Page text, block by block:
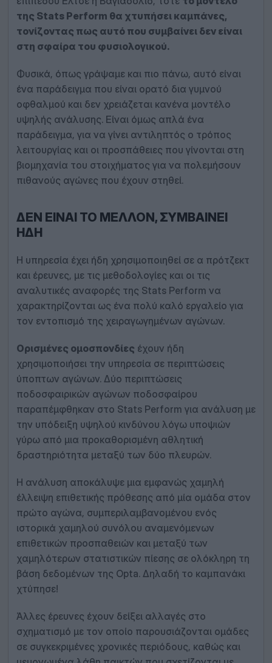
της Stats Perform θα χτυπήσει καμπάνες,
τονίζοντας πως αυτό που συμβαίνει δεν είναι
στη σφαίρα του φυσιολογικού.
Φυσικά, όπως γράψαμε και πιο πάνω, αυτό είναι
ένα παράδειγμα που είναι ορατό δια γυμνού
οφθαλμού και δεν χρειάζεται κανένα μοντέλο
υψηλής ανάλυσης. Είναι όμως απλά ένα
παράδειγμα, για να γίνει αντιληπτός ο τρόπος
λειτουργίας και οι προσπάθειες που γίνονται στη
βιομηχανία του στοιχήματος για να πολεμήσουν
πιθανούς αγώνες που έχουν στηθεί.
ΔΕΝ ΕΊΝΑΙ ΤΟ ΜΈΛΛΟΝ, ΣΥΜΒΑΊΝΕΙ
ΉΔΗ
Η υπηρεσία έχει ήδη χρησιμοποιηθεί σε α πρότζεκτ
και έρευνες, με τις μεθοδολογίες και οι τις
αναλυτικές αναφορές της Stats Perform να
χαρακτηρίζονται ως ένα πολύ καλό εργαλείο για
τον εντοπισμό της χειραγωγημένων αγώνων.
Ορισμένες ομοσπονδίες έχουν ήδη
χρησιμοποιήσει την υπηρεσία σε περιπτώσεις
ύποπτων αγώνων. Δύο περιπτώσεις
ποδοσφαιρικών αγώνων ποδοσφαίρου
παραπέμφθηκαν στο Stats Perform για ανάλυση με
την υπόδειξη υψηλού κινδύνου λόγω υποψιών
γύρω από μια προκαθορισμένη αθλητική
δραστηριότητα μεταξύ των δύο πλευρών.
Η ανάλυση αποκάλυψε μια εμφανώς χαμηλή
έλλειψη επιθετικής πρόθεσης από μία ομάδα στον
πρώτο αγώνα, συμπεριλαμβανομένου ενός
ιστορικά χαμηλού συνόλου αναμενόμενων
επιθετικών προσπαθειών και μεταξύ των
χαμηλότερων στατιστικών πίεσης σε ολόκληρη τη
βάση δεδομένων της Opta. Δηλαδή το καμπανάκι
χτύπησε!
Άλλες έρευνες έχουν δείξει αλλαγές στο
σχηματισμό με τον οποίο παρουσιάζονται ομάδες
σε συγκεκριμένες χρονικές περιόδους, καθώς και